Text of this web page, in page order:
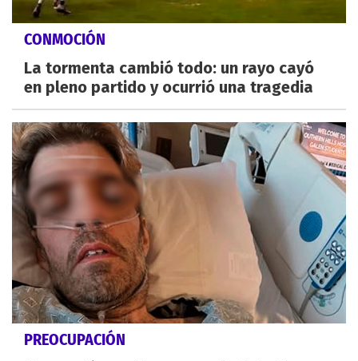
CONMOCIÓN
La tormenta cambió todo: un rayo cayó
en pleno partido y ocurrió una tragedia
PREOCUPACIÓN